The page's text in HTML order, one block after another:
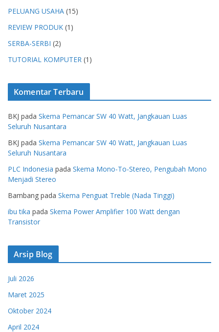
PELUANG USAHA (15)
REVIEW PRODUK (1)
SERBA-SERBI (2)
TUTORIAL KOMPUTER (1)
Komentar Terbaru
BKJ pada Skema Pemancar SW 40 Watt, Jangkauan Luas
Seluruh Nusantara
BKJ pada Skema Pemancar SW 40 Watt, Jangkauan Luas
Seluruh Nusantara
PLC Indonesia pada Skema Mono-To-Stereo, Pengubah Mono
Menjadi Stereo
Bambang pada Skema Penguat Treble (Nada Tinggi)
ibu tika pada Skema Power Amplifier 100 Watt dengan
Transistor
Arsip Blog
Juli 2026
Maret 2025
Oktober 2024
April 2024